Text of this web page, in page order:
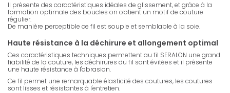
Il présente des caractéristiques idéales de glissement, et grâce à la
formation optimale des boucles on obtient un motif de couture
régulier.
De manière perceptible ce fil est souple et semblable à la soie.
Haute résistance à la déchirure et allongement optimal
Ces caractéristiques techniques permettent au fil SERALON une grand
fiabilité de la couture, les déchirures du fil sont évitées et il présente
une haute résistance à l'abrasion.
Ce fil permet une remarquable élasticité des coutures, les coutures
sont lisses et résistantes à l'entretien.